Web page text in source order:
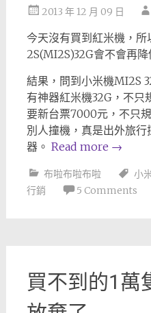
2013 年 12 月 09 日
今天沒有買到紅米機，
2S(MI2S)32G會不會再降
結果，問到小米機MI2S
有神器紅米機32G，不只
要新台票7000元，不只
別人撞機，真是出外旅行
器。 Read more →
布啦布啦布啦 小
行銷
5 Comments
買不到的1萬